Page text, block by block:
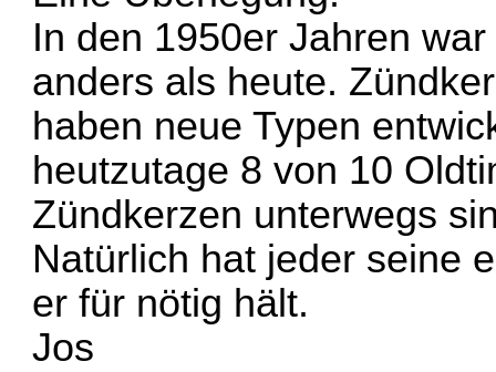
In den 1950er Jahren
anders als heute.
haben neue Typen
heutzutage 8 von 10
Zündkerzen unterwegs
Natürlich hat jeder seine
er für nötig hält.
Jos